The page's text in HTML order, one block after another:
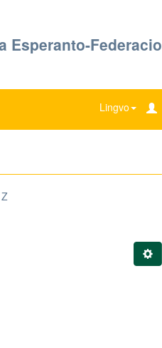
Esperanto-Federacio
Lingvo
Z